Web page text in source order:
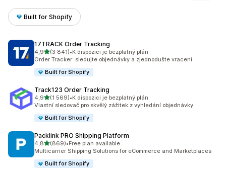
Built for Shopify
17TRACK Order Tracking
4,9z 5 hvězd
(3 841)
Celkový počet recenzí: 3841
•K dispozici je bezplatný plán
Order Tracker: sledujte objednávky a zjednodušte vracení
Built for Shopify
Track123 Order Tracking
4,9z 5 hvězd
(1 569)
Celkový počet recenzí: 1569
•K dispozici je bezplatný plán
Vlastní sledovač pro skvělý zážitek z vyhledání objednávky.
Built for Shopify
Packlink PRO Shipping Platform
4,8z 5 hvězd
(869)
Celkový počet recenzí: 869
•Free plan available
Multicarrier Shipping Solutions for eCommerce and Marketplaces
Built for Shopify